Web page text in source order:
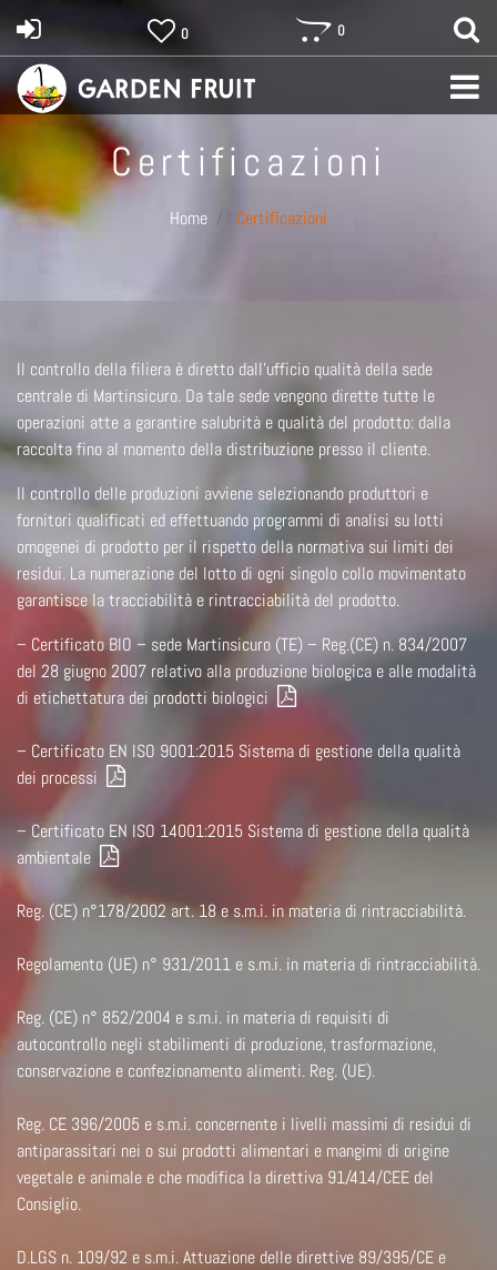
0 0
Certificazioni
Home Certificazioni
Il controllo della filiera è diretto dall’ufficio qualità della sede
centrale di Martinsicuro. Da tale sede vengono dirette tutte le
operazioni atte a garantire salubrità e qualità del prodotto: dalla
raccolta fino al momento della distribuzione presso il cliente.
Il controllo delle produzioni avviene selezionando produttori e
fornitori qualificati ed effettuando programmi di analisi su lotti
omogenei di prodotto per il rispetto della normativa sui limiti dei
residui. La numerazione del lotto di ogni singolo collo movimentato
garantisce la tracciabilità e rintracciabilità del prodotto.
– Certificato BIO – sede Martinsicuro (TE) – Reg.(CE) n. 834/2007
del 28 giugno 2007 relativo alla produzione biologica e alle modalità
di etichettatura dei prodotti biologici
– Certificato EN ISO 9001:2015 Sistema di gestione della qualità
dei processi
– Certificato EN ISO 14001:2015 Sistema di gestione della qualità
ambientale
Reg. (CE) n°178/2002 art. 18 e s.m.i. in materia di rintracciabilità.
Regolamento (UE) n° 931/2011 e s.m.i. in materia di rintracciabilità.
Reg. (CE) n° 852/2004 e s.m.i. in materia di requisiti di
autocontrollo negli stabilimenti di produzione, trasformazione,
conservazione e confezionamento alimenti. Reg. (UE).
Reg. CE 396/2005 e s.m.i. concernente i livelli massimi di residui di
antiparassitari nei o sui prodotti alimentari e mangimi di origine
vegetale e animale e che modifica la direttiva 91/414/CEE del
Consiglio.
D.LGS n. 109/92 e s.m.i. Attuazione delle direttive 89/395/CE e